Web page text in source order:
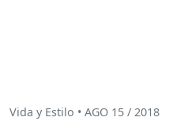
Vida y Estilo • AGO 15 / 2018